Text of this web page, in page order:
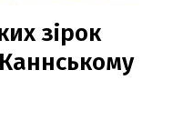
зірок